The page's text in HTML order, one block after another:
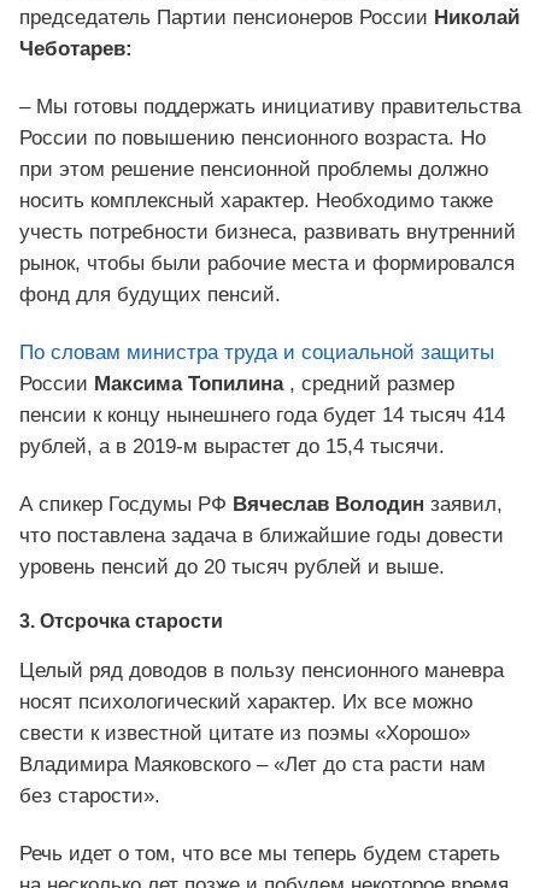
председатель Партии пенсионеров России Николай
Чеботарев:
– Мы готовы поддержать инициативу правительства
России по повышению пенсионного возраста. Но
при этом решение пенсионной проблемы должно
носить комплексный характер. Необходимо также
учесть потребности бизнеса, развивать внутренний
рынок, чтобы были рабочие места и формировался
фонд для будущих пенсий.
По словам министра труда и социальной защиты
России Максима Топилина, средний размер
пенсии к концу нынешнего года будет 14 тысяч 414
рублей, а в 2019-м вырастет до 15,4 тысячи.
А спикер Госдумы РФ Вячеслав Володин заявил,
что поставлена задача в ближайшие годы довести
уровень пенсий до 20 тысяч рублей и выше.
3. Отсрочка старости
Целый ряд доводов в пользу пенсионного маневра
носят психологический характер. Их все можно
свести к известной цитате из поэмы «Хорошо»
Владимира Маяковского – «Лет до ста расти нам
без старости».
Речь идет о том, что все мы теперь будем стареть